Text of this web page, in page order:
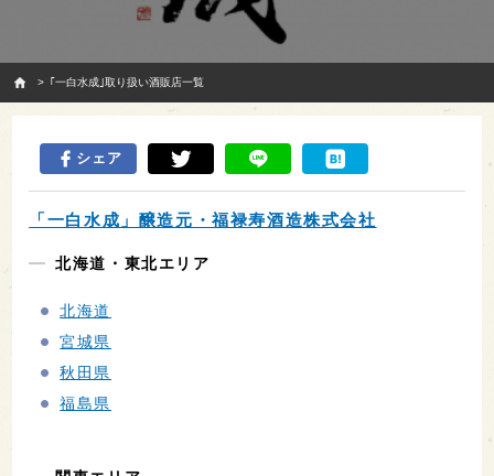
｢一白水成｣取り扱い酒販店一覧
シェア
「一白水成」醸造元・福禄寿酒造株式会社
北海道・東北エリア
北海道
宮城県
秋田県
福島県